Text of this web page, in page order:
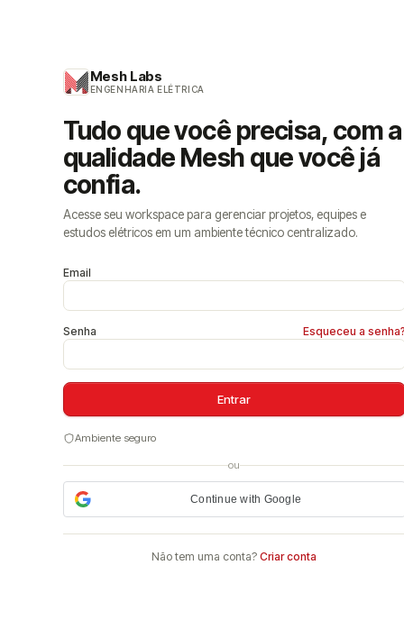
Mesh Labs
ENGENHARIA ELÉTRICA
Tudo que você precisa, com a
qualidade Mesh que você já
confia.
Acesse seu workspace para gerenciar projetos, equipes e
estudos elétricos em um ambiente técnico centralizado.
Email
Senha Esqueceu a
Entrar
Ambiente seguro
ou
Continue with Google
Não tem uma conta? Criar conta